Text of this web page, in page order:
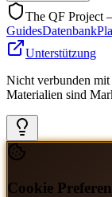
The QF Project
GuidesDatenbank
Unterstützung
Nicht verbunden
Materialien sind
Cookie